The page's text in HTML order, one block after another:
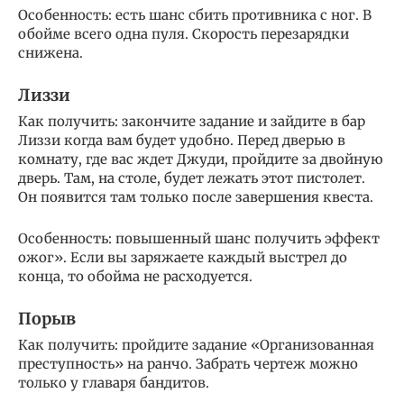
Особенность: есть шанс сбить противника с ног. В
обойме всего одна пуля. Скорость перезарядки
снижена.
Лиззи
Как получить: закончите задание и зайдите в бар
Лиззи когда вам будет удобно. Перед дверью в
комнату, где вас ждет Джуди, пройдите за двойную
дверь. Там, на столе, будет лежать этот пистолет.
Он появится там только после завершения квеста.
Особенность: повышенный шанс получить эффект
ожог». Если вы заряжаете каждый выстрел до
конца, то обойма не расходуется.
Порыв
Как получить: пройдите задание «Организованная
преступность» на ранчо. Забрать чертеж можно
только у главаря бандитов.